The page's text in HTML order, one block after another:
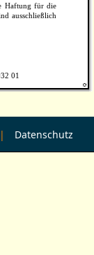
Haftung für die
ausschließlich
01
Datenschutz